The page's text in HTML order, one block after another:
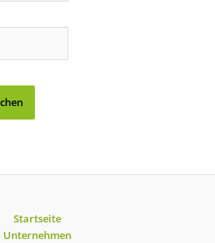
Startseite
Unternehmen